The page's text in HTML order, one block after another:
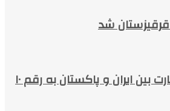
شد
افزایش حجم تجارت بین ایران و پاکستان به رقم ۱۰